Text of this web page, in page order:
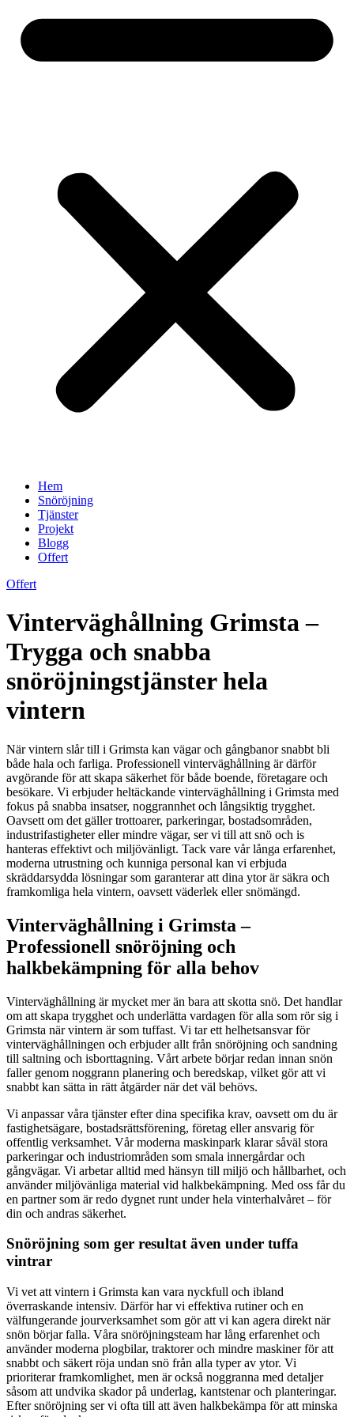
Hem
Snöröjning
Tjänster
Projekt
Blogg
Offert
Offert
Vinterväghållning Grimsta –
Trygga och snabba
snöröjningstjänster hela
vintern
När vintern slår till i Grimsta kan vägar och gångbanor snabbt bli
både hala och farliga. Professionell vinterväghållning är därför
avgörande för att skapa säkerhet för både boende, företagare och
besökare. Vi erbjuder heltäckande vinterväghållning i Grimsta med
fokus på snabba insatser, noggrannhet och långsiktig trygghet.
Oavsett om det gäller trottoarer, parkeringar, bostadsområden,
industrifastigheter eller mindre vägar, ser vi till att snö och is
hanteras effektivt och miljövänligt. Tack vare vår långa erfarenhet,
moderna utrustning och kunniga personal kan vi erbjuda
skräddarsydda lösningar som garanterar att dina ytor är säkra och
framkomliga hela vintern, oavsett väderlek eller snömängd.
Vinterväghållning i Grimsta –
Professionell snöröjning och
halkbekämpning för alla behov
Vinterväghållning är mycket mer än bara att skotta snö. Det handlar
om att skapa trygghet och underlätta vardagen för alla som rör sig i
Grimsta när vintern är som tuffast. Vi tar ett helhetsansvar för
vinterväghållningen och erbjuder allt från snöröjning och sandning
till saltning och isborttagning. Vårt arbete börjar redan innan snön
faller genom noggrann planering och beredskap, vilket gör att vi
snabbt kan sätta in rätt åtgärder när det väl behövs.
Vi anpassar våra tjänster efter dina specifika krav, oavsett om du är
fastighetsägare, bostadsrättsförening, företag eller ansvarig för
offentlig verksamhet. Vår moderna maskinpark klarar såväl stora
parkeringar och industriområden som smala innergårdar och
gångvägar. Vi arbetar alltid med hänsyn till miljö och hållbarhet, och
använder miljövänliga material vid halkbekämpning. Med oss får du
en partner som är redo dygnet runt under hela vinterhalvåret – för
din och andras säkerhet.
Snöröjning som ger resultat även under tuffa
vintrar
Vi vet att vintern i Grimsta kan vara nyckfull och ibland
överraskande intensiv. Därför har vi effektiva rutiner och en
välfungerande jourverksamhet som gör att vi kan agera direkt när
snön börjar falla. Våra snöröjningsteam har lång erfarenhet och
använder moderna plogbilar, traktorer och mindre maskiner för att
snabbt och säkert röja undan snö från alla typer av ytor. Vi
prioriterar framkomlighet, men är också noggranna med detaljer
såsom att undvika skador på underlag, kantstenar och planteringar.
Efter snöröjning ser vi ofta till att även halkbekämpa för att minska